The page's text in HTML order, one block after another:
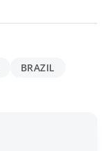
BRAZIL